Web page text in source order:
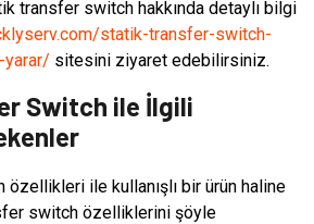
transfer switch hakkında detaylı bilgi
statik-transfer-switch-
sitesini ziyaret edebilirsiniz.
Switch ile İlgili
ile kullanışlı bir ürün haline
switch özelliklerini şöyle